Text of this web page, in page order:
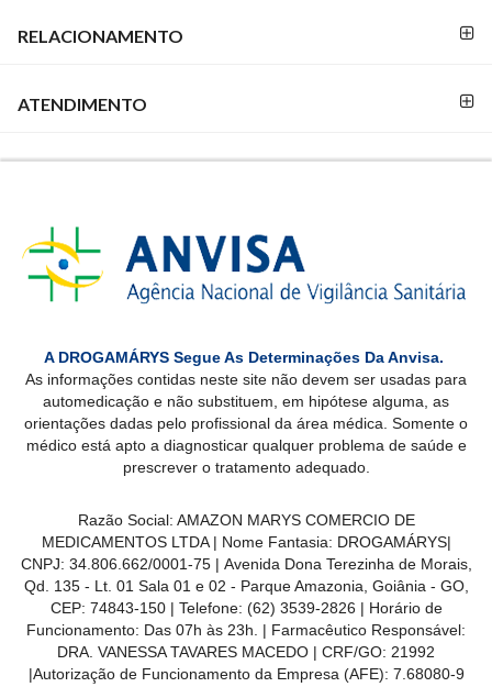
RELACIONAMENTO
ATENDIMENTO
A DROGAMÁRYS Segue As Determinações Da Anvisa.
As informações contidas neste site não devem ser usadas para
automedicação e não substituem, em hipótese alguma, as
orientações dadas pelo profissional da área médica. Somente o
médico está apto a diagnosticar qualquer problema de saúde e
prescrever o tratamento adequado.
Razão Social: AMAZON MARYS COMERCIO DE
MEDICAMENTOS LTDA | Nome Fantasia: DROGAMÁRYS|
CNPJ: 34.806.662/0001-75 | Avenida Dona Terezinha de Morais,
Qd. 135 - Lt. 01 Sala 01 e 02 - Parque Amazonia, Goiânia - GO,
CEP: 74843-150 | Telefone: (62) 3539-2826 | Horário de
Funcionamento: Das 07h às 23h. | Farmacêutico Responsável:
DRA. VANESSA TAVARES MACEDO | CRF/GO: 21992
|Autorização de Funcionamento da Empresa (AFE): 7.68080-9